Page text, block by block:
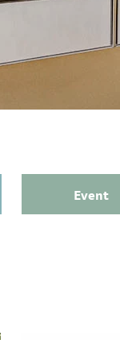
Event